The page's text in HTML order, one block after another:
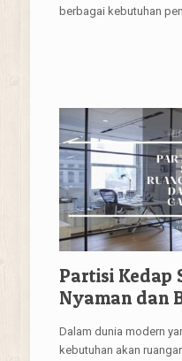
berbagai kebutuhan
Partisi Kedap
Nyaman dan
Dalam dunia modern
kebutuhan akan